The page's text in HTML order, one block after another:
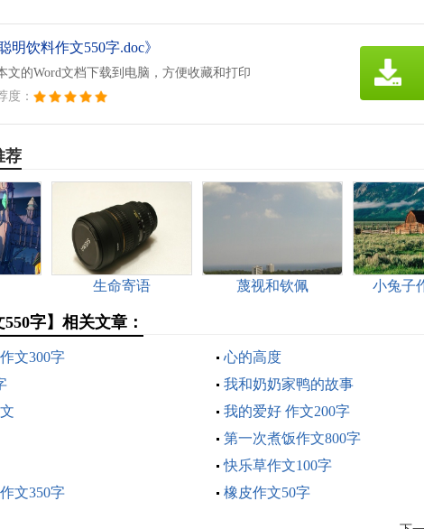
聪明饮料作文550字.doc》
文的Word文档下载到电脑，方便收藏和打印
度：
荐
生命寄语 蔑视和钦佩 小兔子
550字】相关文章：
文300字
心的高度
我和奶奶家鸭的故事
我的爱好 作文200字
第一次煮饭作文800字
快乐草作文100字
文350字
橡皮作文50字